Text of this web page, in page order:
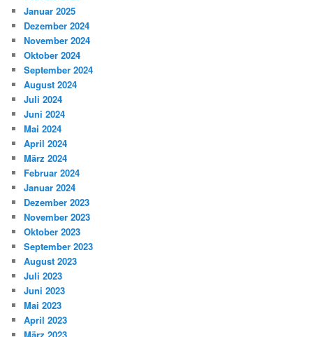
Januar 2025
Dezember 2024
November 2024
Oktober 2024
September 2024
August 2024
Juli 2024
Juni 2024
Mai 2024
April 2024
März 2024
Februar 2024
Januar 2024
Dezember 2023
November 2023
Oktober 2023
September 2023
August 2023
Juli 2023
Juni 2023
Mai 2023
April 2023
März 2023